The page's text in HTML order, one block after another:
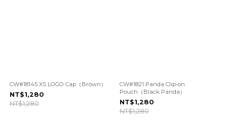
CW#18145 XS LOGO Cap（Brown）
NT$1,280
NT$1,280
CW#1821 Panda Clip-on
Pouch（Black Panda）
NT$1,280
NT$1,280